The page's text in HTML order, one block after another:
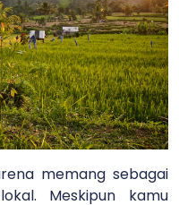
memang sebagai
Meskipun kamu